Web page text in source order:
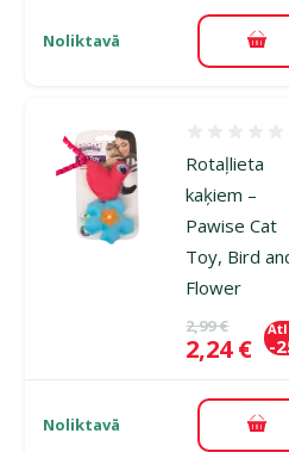
Noliktavā
Rotaļlieta
kaķiem –
Pawise Cat
Toy, Bird
Flower
Oriģinālā
2,99 €
Cena
2,24 € -
Noliktavā